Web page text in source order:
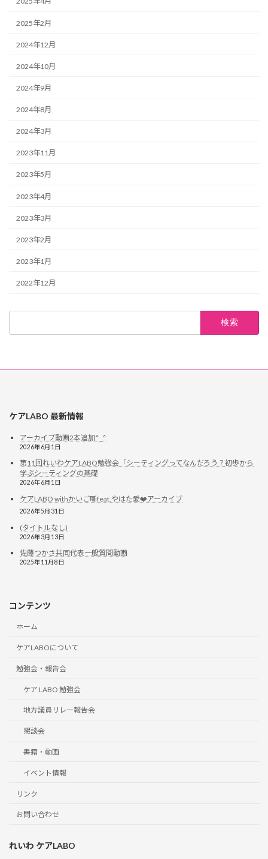
2025年2月
2024年12月
2024年10月
2024年9月
2024年8月
2024年3月
2023年11月
2023年5月
2023年4月
2023年3月
2023年2月
2023年1月
2022年12月
ケアLABO 最新情報
アーカイブ動画2本追加^_^
2026年6月1日
第11回れいわケアLABO勉強会「シーティングってなんだろう？初歩から
学ぶシーティングの基礎
2026年6月1日
ケアLABO withかいご噺feat.やはた愛❤️アーカイブ
2026年5月31日
(タイトルなし)
2026年3月13日
佐藤つかさ共同代表一般質問動画
2025年11月8日
コンテンツ
ホーム
ケアLABOについて
勉強会・報告会
ケア LABO 勉強会
地方議員リレー報告会
懇談会
書籍・動画
イベント情報
リンク
お問い合わせ
れいわ ケアLABO